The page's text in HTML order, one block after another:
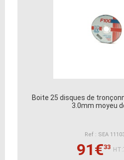
Boite 25 disques de
3.0mm moyeu
Ref : SEA
91€33